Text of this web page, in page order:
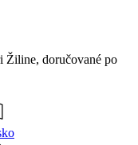
Žiline, doručované po